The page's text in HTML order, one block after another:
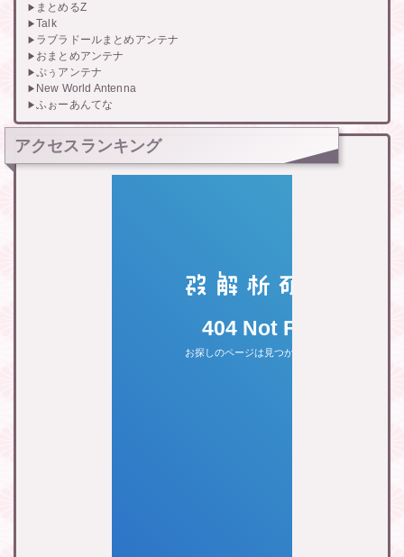
まとめるZ
Talk
ラブラドールまとめアンテナ
おまとめアンテナ
ぷぅアンテナ
New World Antenna
ふぉーあんてな
アクセスランキング